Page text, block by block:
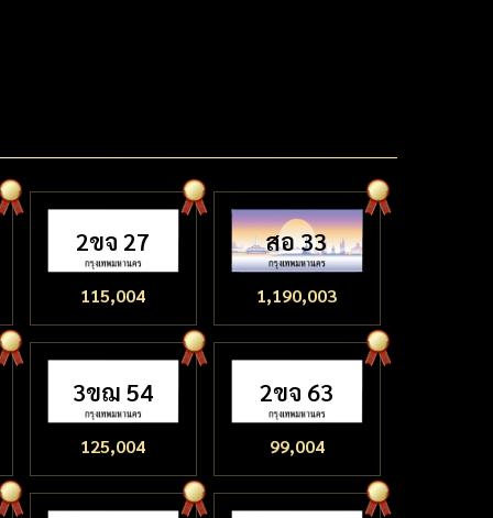
2ขจ 27
115,004
สอ 33
1,190,003
3ขฌ 54
125,004
2ขจ 63
99,004